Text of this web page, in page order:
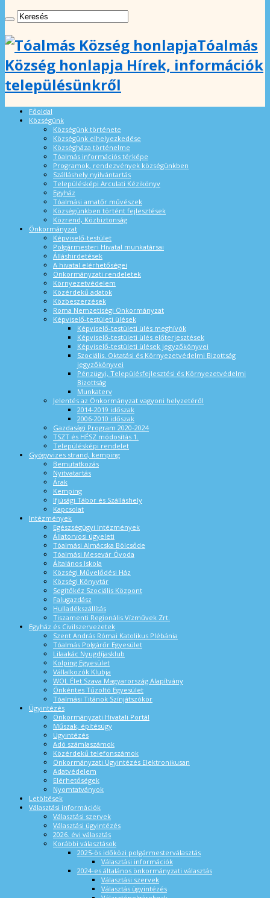
Tóalmás
Község honlapja Hírek, információk
településünkről
Főoldal
Községünk
Községünk története
Községünk elhelyezkedése
Községháza történelme
Tóalmás információs térképe
Programok, rendezvények községünkben
Szálláshely nyilvántartás
Településképi Arculati Kézikönyv
Egyház
Tóalmási amatőr művészek
Községünkben történt fejlesztések
Közrend, Közbiztonság
Önkormányzat
Képviselő-testület
Polgármesteri Hivatal munkatársai
Álláshirdetések
A hivatal elérhetőségei
Önkormányzati rendeletek
Környezetvédelem
Közérdekű adatok
Közbeszerzések
Roma Nemzetiségi Önkormányzat
Képviselő-testületi ülések
Képviselő-testületi ülés meghívók
Képviselő-testületi ülés előterjesztések
Képviselő-testületi ülések jegyzőkönyvei
Szociális, Oktatási és Környezetvédelmi Bizottság
jegyzőkönyvei
Pénzügyi, Településfejlesztési és Környezetvédelmi
Bizottság
Munkaterv
Jelentés az Önkormányzat vagyoni helyzetéről
2014-2019 időszak
2006-2010 időszak
Gazdasági Program 2020-2024
TSZT és HÉSZ módosítás 1.
Településképi rendelet
Gyógyvizes strand, kemping
Bemutatkozás
Nyitvatartás
Árak
Kemping
Ifjúsági Tábor és Szálláshely
Kapcsolat
Intézmények
Egészségügyi Intézmények
Állatorvosi ügyeleti
Tóalmási Almácska Bölcsőde
Tóalmási Mesevár Óvoda
Általános Iskola
Községi Művelődési Ház
Községi Könyvtár
Segítőkéz Szociális Központ
Falugazdász
Hulladékszállítás
Tiszamenti Regionális Vízművek Zrt.
Egyház és Civilszervezetek
Szent András Római Katolikus Plébánia
Tóalmás Polgárőr Egyesület
Lilaakác Nyugdíjasklub
Kolping Egyesület
Vállalkozók Klubja
WOL Élet Szava Magyarország Alapítvány
Önkéntes Tűzoltó Egyesület
Tóalmási Titánok Színjátszókör
Ügyintézés
Önkormányzati Hivatali Portál
Műszak, építésügy
Ügyintézés
Adó számlaszámok
Közérdekű telefonszámok
Önkormányzati Ügyintézés Elektronikusan
Adatvédelem
Elérhetőségek
Nyomtatványok
Letöltések
Választási információk
Választási szervek
Választási ügyintézés
2026. évi választás
Korábbi választások
2025-ös időközi polgármesterválasztás
Választási információk
2024-es általános önkormányzati választás
Választási szervek
Választás ügyintézés